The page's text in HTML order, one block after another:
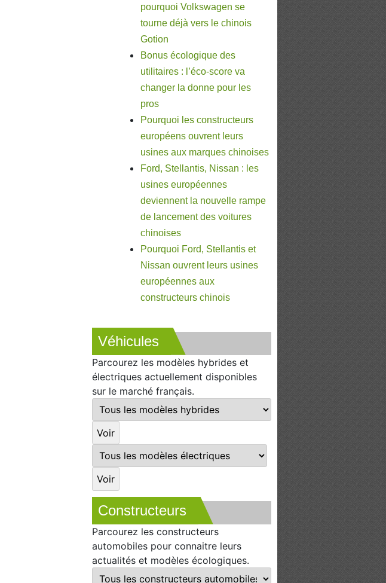
pourquoi Volkswagen se
tourne déjà vers le chinois
Gotion
Bonus écologique des
utilitaires : l’éco-score va
changer la donne pour les
pros
Pourquoi les constructeurs
européens ouvrent leurs
usines aux marques chinoises
Ford, Stellantis, Nissan : les
usines européennes
deviennent la nouvelle rampe
de lancement des voitures
chinoises
Pourquoi Ford, Stellantis et
Nissan ouvrent leurs usines
européennes aux
constructeurs chinois
Véhicules
Parcourez les modèles hybrides et
électriques actuellement disponibles
sur le marché français.
Constructeurs
Parcourez les constructeurs
automobiles pour connaitre leurs
actualités et modèles écologiques.